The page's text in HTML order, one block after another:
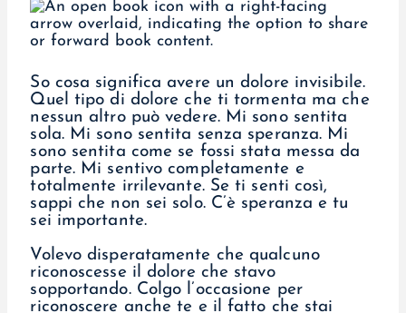
So cosa significa avere un dolore invisibile.
Quel tipo di dolore che ti tormenta ma che
nessun altro può vedere. Mi sono sentita
sola. Mi sono sentita senza speranza. Mi
sono sentita come se fossi stata messa da
parte. Mi sentivo completamente e
totalmente irrilevante. Se ti senti così,
sappi che non sei solo. C’è speranza e tu
sei importante.
Volevo disperatamente che qualcuno
riconoscesse il dolore che stavo
sopportando. Colgo l’occasione per
riconoscere anche te e il fatto che stai